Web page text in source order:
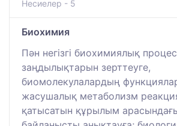
Несиелер - 5
Биохимия
Пән негізгі биохимиялық
заңдылықтарын зерттеуге,
биомолекулалардың
жасушалық метаболизм
қатысатын құрылым